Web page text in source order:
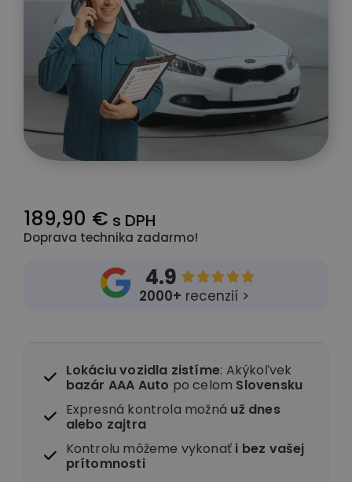
189,90 € s DPH
Doprava technika zadarmo!
4.9 
2000+ recenzií >
Lokáciu vozidla zistíme: Akýkoľvek
bazár AAA Auto po celom Slovensku
Expresná kontrola možná už dnes
alebo zajtra
Kontrolu môžeme vykonať i bez vašej
prítomnosti